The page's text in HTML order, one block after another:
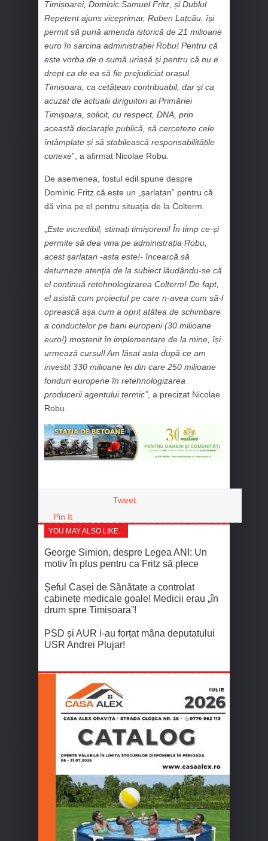
Timișoarei, Dominic Samuel Fritz, și Dublul
Repetent ajuns viceprimar, Ruben Lațcău, își
permit să pună amenda istorică de 21 milioane
euro în sarcina administrației Robu! Pentru că
este vorba de o sumă uriașă și pentru că nu e
drept ca de ea să fie prejudiciat orașul
Timișoara, ca cetățean contribuabil, dar și ca
acuzat de actualii diriguitori ai Primăriei
Timișoara, solicit, cu respect, DNA, prin
această declarație publică, să cerceteze cele
întâmplate și să stabilească responsabilitățile
conexe”, a afirmat Nicolae Robu.
De asemenea, fostul edil spune despre
Dominic Fritz că este un „șarlatan” pentru că
dă vina pe el pentru situația de la Colterm.
Este incredibil, stimați timișoreni! În timp ce-și
permite să dea vina pe administrația Robu,
acest șarlatan -asta este!- încearcă să
deturneze atenția de la subiect lăudându-se că
el continuă retehnologizarea Colterm! De fapt,
el asistă cum proiectul pe care n-avea cum să-l
oprească așa cum a oprit atâtea de schimbare
a conductelor pe bani europeni (30 milioane
euro!) moștenit în implementare de la mine, își
urmează cursul! Am lăsat asta după ce am
investit 330 milioane lei din care 250 milioane
fonduri europene în retehnologizarea
producerii agentului termic” , a precizat Nicolae
Robu.
Tweet
Pin It
YOU MAY ALSO LIKE...
George Simion, despre Legea ANI: Un
motiv în plus pentru ca Fritz să plece
Șeful Casei de Sănătate a controlat
cabinete medicale goale! Medicii erau „în
drum spre Timișoara”!
PSD și AUR i-au forțat mâna deputatului
USR Andrei Plujar!